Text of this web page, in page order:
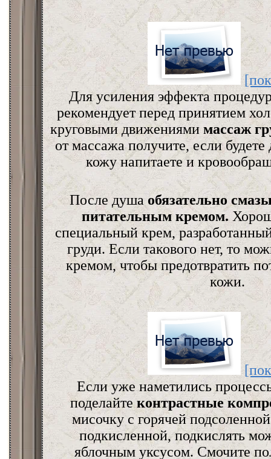
Для усиления эффекта
рекомендует перед принятием
круговыми движениями массаж
от массажа получите, если будете
кожу напитаете и
После душа обязательно
питательным кремом.
специальный крем,
груди. Если такового нет, то
кремом, чтобы предотвратить
кожи.
Если уже наметились
поделайтеконтрастные
мисочку с горячей
подкисленной, подкислять
яблочным уксусом. Смочите